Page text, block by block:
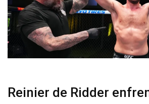
Reinier de Ridder